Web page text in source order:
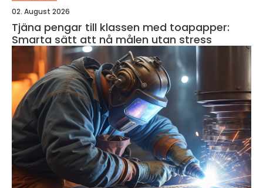
02. August 2026
Tjäna pengar till klassen med toapapper:
Smarta sätt att nå målen utan stress